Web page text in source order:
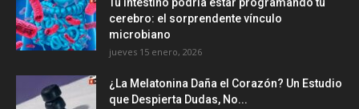
Tu intestino podría estar programando tu
cerebro: el sorprendente vínculo
microbiano
jueves 15 enero, 2026
¿La Melatonina Daña el Corazón? Un Estudio
que Despierta Dudas, No...